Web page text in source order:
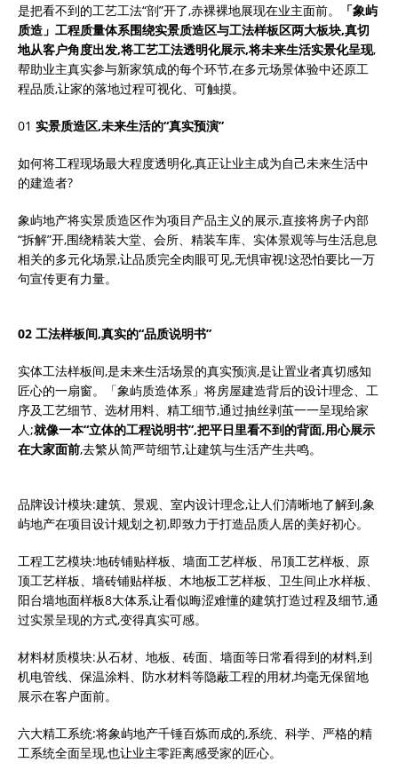
是把看不到的工艺工法“剖”开了,赤裸裸地展现在业主面前。
「象屿
质造」工程质量体系围绕实景质造区与工法样板区两大板块,真切
地从客户角度出发,将工艺工法透明化展示,将未来生活实景化呈现,
帮助业主真实参与新家筑成的每个环节,在多元场景体验中还原工
程品质,让家的落地过程可视化、可触摸。
01 实景质造区,未来生活的“真实预演”
如何将工程现场最大程度透明化,真正让业主成为自己未来生活中
的建造者?
象屿地产将实景质造区作为项目产品主义的展示,直接将房子内部
“拆解”开,围绕精装大堂、会所、精装车库、实体景观等与生活息息
相关的多元化场景,让品质完全肉眼可见,无惧审视!这恐怕要比一万
句宣传更有力量。
02 工法样板间,真实的“品质说明书”
实体工法样板间,是未来生活场景的真实预演,是让置业者真切感知
匠心的一扇窗。「象屿质造体系」将房屋建造背后的设计理念、工
序及工艺细节、选材用料、精工细节,通过抽丝剥茧一一呈现给家
人;就像一本“立体的工程说明书”,把平日里看不到的背面,用心展示
在大家面前,去繁从简严苛细节,让建筑与生活产生共鸣。
品牌设计模块:建筑、景观、室内设计理念,让人们清晰地了解到,象
屿地产在项目设计规划之初,即致力于打造品质人居的美好初心。
工程工艺模块:地砖铺贴样板、墙面工艺样板、吊顶工艺样板、原
顶工艺样板、墙砖铺贴样板、木地板工艺样板、卫生间止水样板、
阳台墙地面样板8大体系,让看似晦涩难懂的建筑打造过程及细节,通
过实景呈现的方式,变得真实可感。
材料材质模块:从石材、地板、砖面、墙面等日常看得到的材料,到
机电管线、保温涂料、防水材料等隐蔽工程的用材,均毫无保留地
展示在客户面前。
六大精工系统:将象屿地产千锤百炼而成的,系统、科学、严格的精
工系统全面呈现,也让业主零距离感受家的匠心。